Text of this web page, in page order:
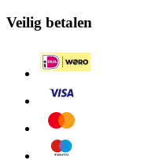
Veilig betalen